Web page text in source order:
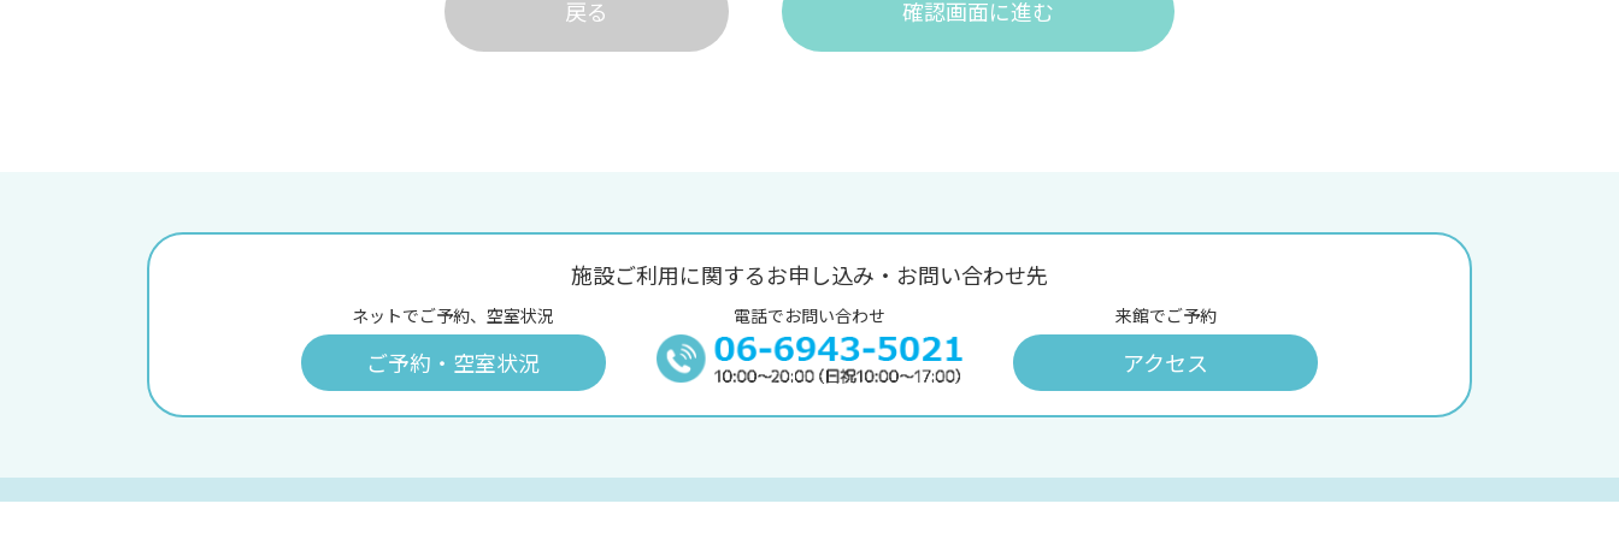
戻る 確認画面に進む
施設ご利用に関するお申し込み・お問い合わせ先
ネットでご予約、空室状況
ご予約・空室状況
電話でお問い合わせ 来館でご予約
アクセス